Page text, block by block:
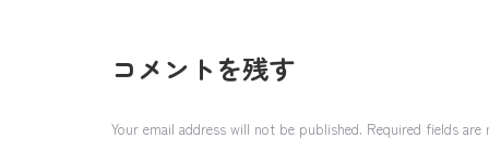
コメントを残す
Your email address will not be published. Required fields are